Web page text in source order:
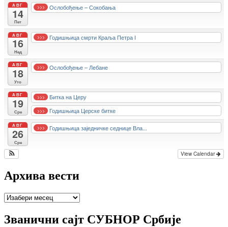
АВГ
14
Пет
>>> Ослобођење – Сокобања
АВГ
16
Нед
>>> Годишњица смрти Краља Петра I
АВГ
18
Уто
>>> Ослобођење – Лебане
АВГ
19
Сре
>>> Битка на Церу
>>> Годишњица Церске битке
АВГ
26
Сре
>>> Годишњица заједничке седнице Вла...
View Calendar
Архива вести
Архива
Званични сајт СУБНОР Србије